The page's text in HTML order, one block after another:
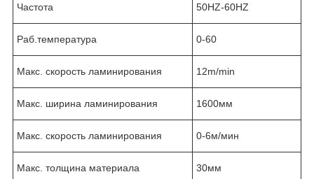
Частота 50HZ-60HZ
Раб.температура 0-60
Макс. скорость ламинирования 12m/min
Макс. ширина ламинирования 1600мм
Макс. скорость ламинирования 0-6м/мин
Макс. толщина материала 30мм